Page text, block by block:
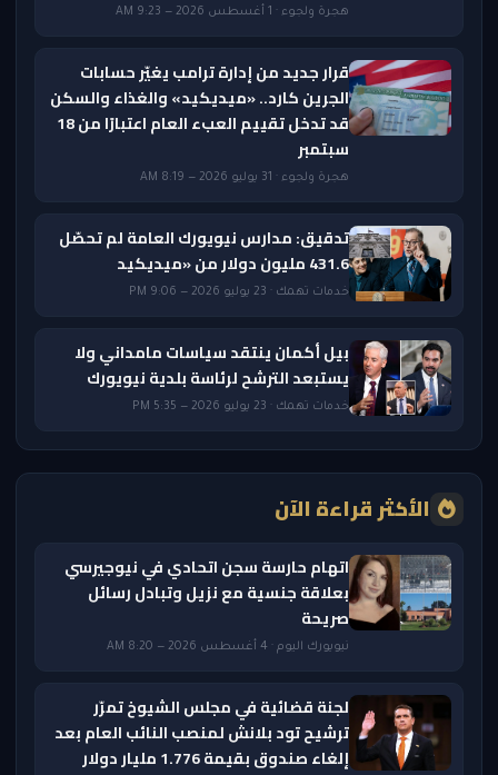
هجرة ولجوء · 1 أغسطس 2026 — 9:23 AM
قرار جديد من إدارة ترامب يغيّر حسابات
الجرين كارد.. «ميديكيد» والغذاء والسكن
قد تدخل تقييم العبء العام اعتبارًا من 18
سبتمبر
هجرة ولجوء · 31 يوليو 2026 — 8:19 AM
تدقيق: مدارس نيويورك العامة لم تحصّل
431.6 مليون دولار من «ميديكيد
خدمات تهمك · 23 يوليو 2026 — 9:06 PM
بيل أكمان ينتقد سياسات مامداني ولا
يستبعد الترشح لرئاسة بلدية نيويورك
خدمات تهمك · 23 يوليو 2026 — 5:35 PM
الأكثر قراءة الآن
اتهام حارسة سجن اتحادي في نيوجيرسي
بعلاقة جنسية مع نزيل وتبادل رسائل
صريحة
نيويورك اليوم · 4 أغسطس 2026 — 8:20 AM
لجنة قضائية في مجلس الشيوخ تمرّر
ترشيح تود بلانش لمنصب النائب العام بعد
إلغاء صندوق بقيمة 1.776 مليار دولار